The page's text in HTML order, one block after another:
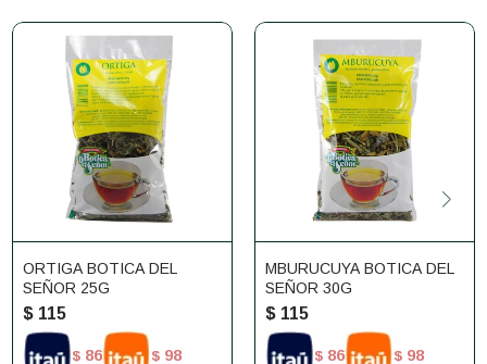
ORTIGA BOTICA DEL
SEÑOR 25G
$ 115
$ 86 $ 98
MBURUCUYA BOTICA DEL
SEÑOR 30G
$ 115
$ 86 $ 98